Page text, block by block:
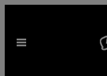
contenido
Abrir